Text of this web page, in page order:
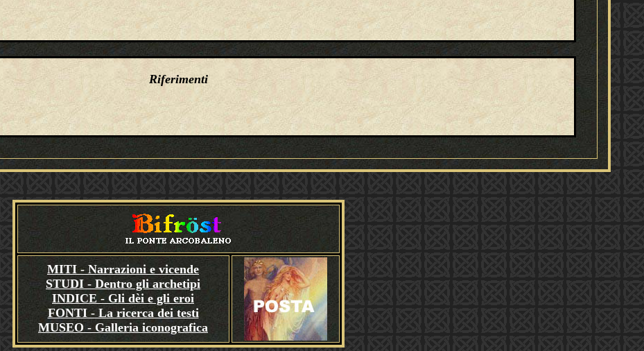
Riferimenti
MITI - Narrazioni e vicende
STUDI - Dentro gli archetipi
INDICE - Gli dèi e gli eroi
FONTI - La ricerca dei testi
MUSEO - Galleria iconografica